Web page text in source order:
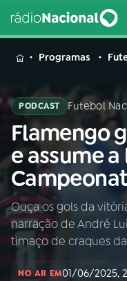
MENU
Buscar
na
Rádio
Nacional
Programas
PODCAST Futebol
Flamengo
e assume
Ouça os gols da
narração de André
timaço de craques
NO AR EM01/06/2025,